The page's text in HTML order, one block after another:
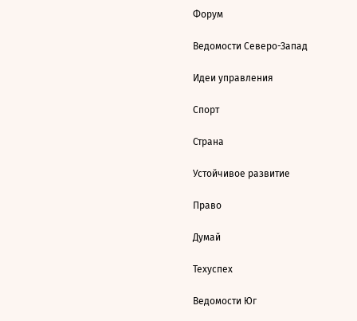
Форум
Ведомости Северо-Запад
Идеи управления
Спорт
Страна
Устойчивое развитие
Право
Думай
Техуспех
Ведомости Юг